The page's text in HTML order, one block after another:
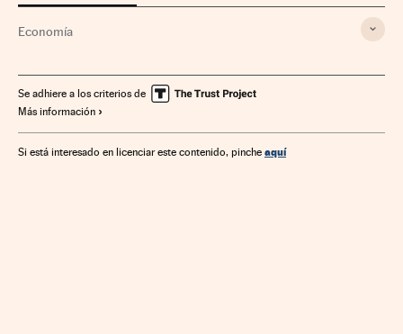
Economía
Se adhiere a los criterios de
Más información
Si está interesado en licenciar este contenido, pinche aquí